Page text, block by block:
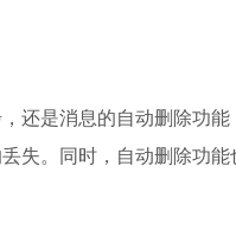
还是消息的自动删除功能
失。同时，自动删除功能